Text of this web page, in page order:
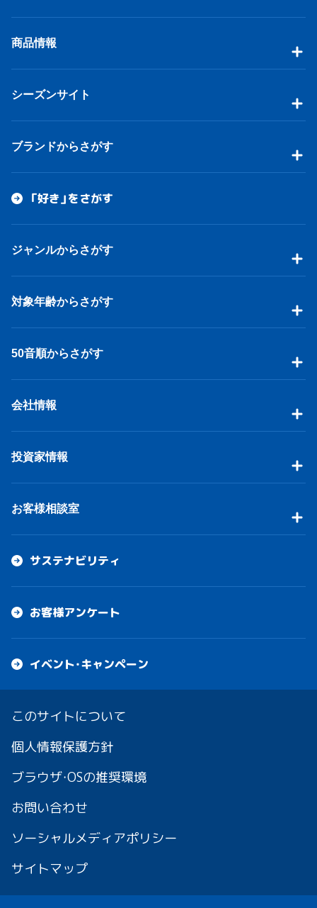
商品情報
シーズンサイト
ブランドからさがす
「好き」をさがす
ジャンルからさがす
対象年齢からさがす
50音順からさがす
会社情報
投資家情報
お客様相談室
サステナビリティ
お客様アンケート
イベント・キャンペーン
このサイトについて
個人情報保護方針
ブラウザ・OSの推奨環境
お問い合わせ
ソーシャルメディアポリシー
サイトマップ